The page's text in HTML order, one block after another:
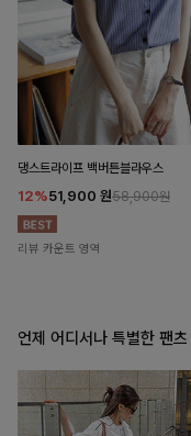
댕스트라이프 백버튼블라우스
12%51,900 원58,900원
리뷰 카운트 영역
언제 어디서나 특별한 팬츠